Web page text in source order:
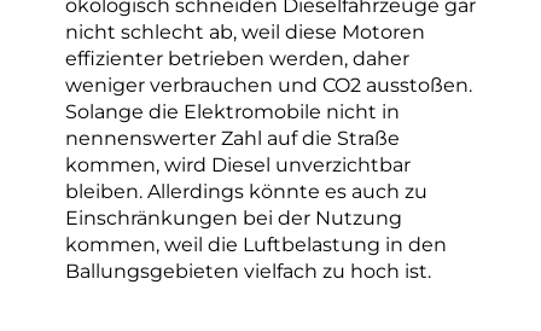
ökologisch schneiden Dieselfahrzeuge gar
nicht schlecht ab, weil diese Motoren
effizienter betrieben werden, daher
weniger verbrauchen und CO2 ausstoßen.
Solange die Elektromobile nicht in
nennenswerter Zahl auf die Straße
kommen, wird Diesel unverzichtbar
bleiben. Allerdings könnte es auch zu
Einschränkungen bei der Nutzung
kommen, weil die Luftbelastung in den
Ballungsgebieten vielfach zu hoch ist.